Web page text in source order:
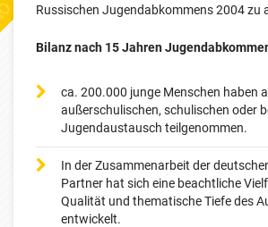
Russischen Jugendabkommens 2004 zu
Bilanz nach 15 Jahren
ca. 200.000 junge Menschen haben
außerschulischen, schulischen oder
Jugendaustausch teilgenommen.
In der Zusammenarbeit der
Partner hat sich eine beachtliche
Qualität und thematische Tiefe des
entwickelt.